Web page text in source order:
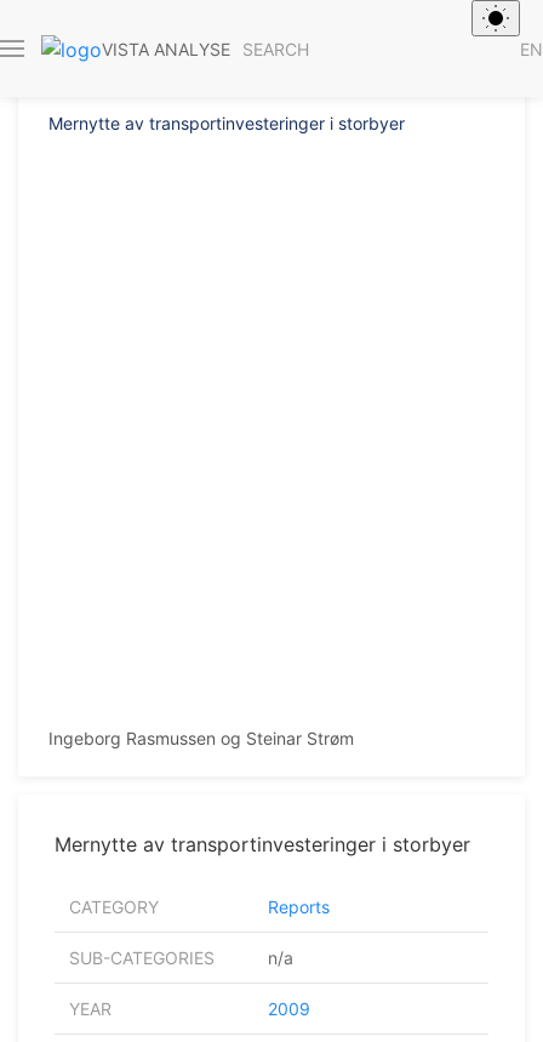
VISTA ANALYSE SEARCH EN
Mernytte av transportinvesteringer i storbyer
Ingeborg Rasmussen og Steinar Strøm
Mernytte av transportinvesteringer i storbyer
CATEGORY Reports
SUB-CATEGORIES n/a
YEAR 2009